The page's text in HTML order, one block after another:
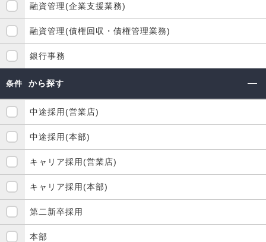
融資管理(企業支援業務)
融資管理(債権回収・債権管理業務)
銀行事務
条件 から探す
中途採用(営業店)
中途採用(本部)
キャリア採用(営業店)
キャリア採用(本部)
第二新卒採用
本部